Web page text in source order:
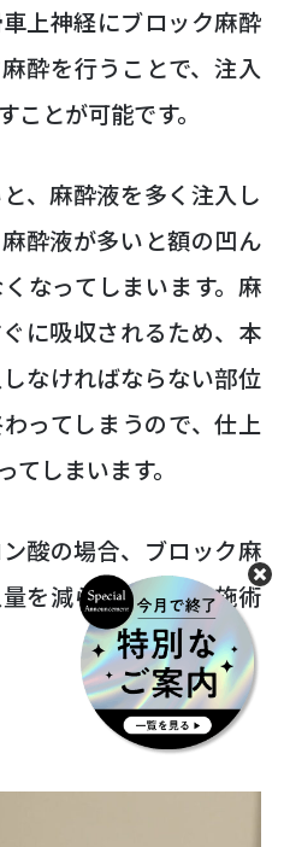
上神経にブロック麻酔
酔を行うことで、注入
ことが可能です。
、麻酔液を多く注入し
酔液が多いと額の凹ん
なってしまいます。麻
に吸収されるため、本
なければならない部位
ってしまうので、仕上
しまいます。
酸の場合、ブロック麻
を減らし、丁寧に施術